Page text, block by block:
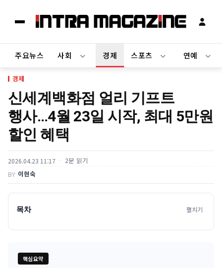
주요뉴스 사회 경제 스포츠 연예
경제
신세계백화점 얼리 기프트
행사…4월 23일 시작, 최대 5만원
할인 혜택
2026.04.23 11:17 2분 읽기
BY 이현숙
목차 펼치기
핵심요약